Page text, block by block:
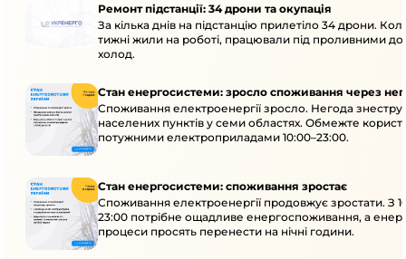
Ремонт підстанції: 34 дрони та окупація
За кілька днів на підстанцію прилетіло 34 дрони.
тижні жили на роботі, працювали під проливними
холод.
Стан енергосистеми: зросло споживання через
Споживання електроенергії зросло. Негода
населених пунктів у семи областях. Обмежте
потужними електроприладами 10:00–23:00.
Стан енергосистеми: споживання зростає
Споживання електроенергії продовжує зростати. З
23:00 потрібне ощадливе енергоспоживання, а
процеси просять перенести на нічні години.